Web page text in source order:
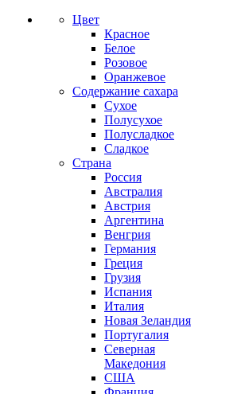
Цвет
Красное
Белое
Розовое
Оранжевое
Содержание сахара
Сухое
Полусухое
Полусладкое
Сладкое
Страна
Россия
Австралия
Австрия
Аргентина
Венгрия
Германия
Греция
Грузия
Испания
Италия
Новая Зеландия
Португалия
Северная
Македония
США